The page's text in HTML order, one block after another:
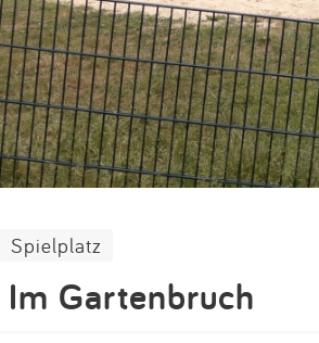
Impressum
Anmelden
Spielplatz
Im Gartenbruch